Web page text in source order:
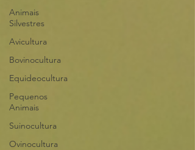
Animais
Silvestres
Avicultura
Bovinocultura
Equideocultura
Pequenos
Animais
Suinocultura
Ovinocultura